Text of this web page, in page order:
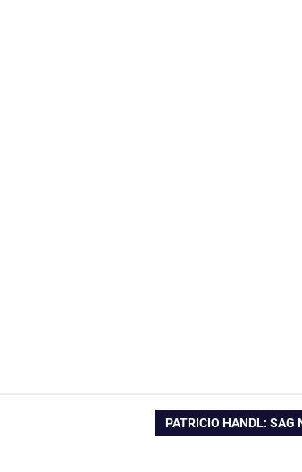
NÄCHSTER
PATRICIO HANDL: SAG